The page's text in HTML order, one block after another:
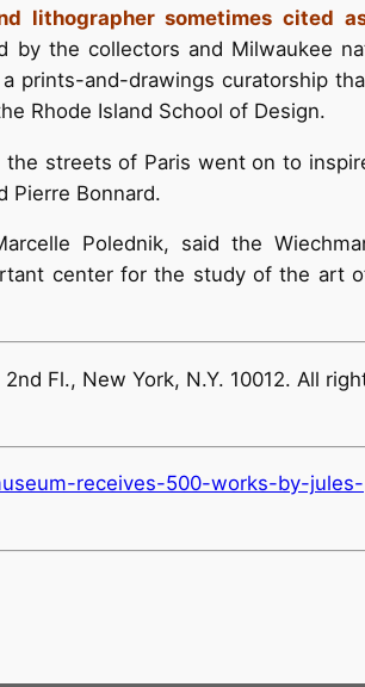
lithographer sometimes cited
the collectors and Milwaukee
prints-and-drawings curatorship
Rhode Island School of Design.
the streets of Paris went on to
Pierre Bonnard.
Polednik, said the
center for the study of the art
Fl., New York, N.Y. 10012. All
receives-500-works-by-jules-